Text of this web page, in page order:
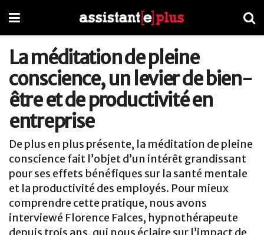
La méditation de pleine
conscience, un levier de bien-
être et de productivité en
entreprise
De plus en plus présente, la méditation de pleine
conscience fait l’objet d’un intérêt grandissant
pour ses effets bénéfiques sur la santé mentale
et la productivité des employés. Pour mieux
comprendre cette pratique, nous avons
interviewé Florence Falces, hypnothérapeute
depuis trois ans, qui nous éclaire sur l’impact de